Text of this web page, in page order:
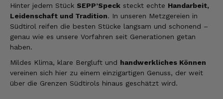
Hinter jedem Stück SEPP’Speck steckt echte Handarbeit,
Leidenschaft und Tradition. In unseren Metzgereien in
Südtirol reifen die besten Stücke langsam und schonend –
genau wie es unsere Vorfahren seit Generationen getan
haben.
Mildes Klima, klare Bergluft und handwerkliches Können
vereinen sich hier zu einem einzigartigen Genuss, der weit
über die Grenzen Südtirols hinaus geschätzt wird.
4.8.2026
Sehr gute Ware , schnelle Zusendung. Ich bin
sehr zufrieden. Gern wieder!